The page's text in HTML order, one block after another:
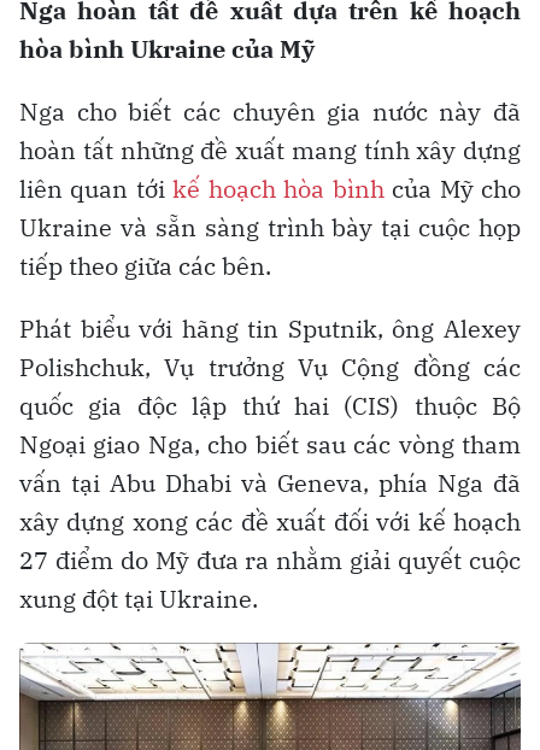
Nga hoàn tất đề xuất dựa trên kế hoạch
hòa bình Ukraine của Mỹ
Nga cho biết các chuyên gia nước này đã
hoàn tất những đề xuất mang tính xây dựng
liên quan tớikế hoạch hòa bìnhcủa Mỹ cho
Ukraine và sẵn sàng trình bày tại cuộc họp
tiếp theo giữa các bên.
Phát biểu với hãng tin Sputnik, ông Alexey
Polishchuk, Vụ trưởng Vụ Cộng đồng các
quốc gia độc lập thứ hai (CIS) thuộc Bộ
Ngoại giao Nga, cho biết sau các vòng tham
vấn tại Abu Dhabi và Geneva, phía Nga đã
xây dựng xong các đề xuất đối với kế hoạch
27 điểm do Mỹ đưa ra nhằm giải quyết cuộc
xung đột tại Ukraine.